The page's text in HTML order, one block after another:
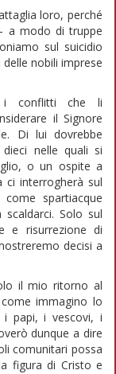
loro, perché
a modo di truppe
sul suicidio
nobili imprese
i conflitti che li
il Signore
Di lui dovrebbe
nelle quali si
o un ospite a
ci interrogherà sul
spartiacque
Solo sul
e risurrezione di
decisi a
il mio ritorno al
immagino lo
papi, i vescovi, i
dunque a dire
comunitari possa
figura di Cristo e